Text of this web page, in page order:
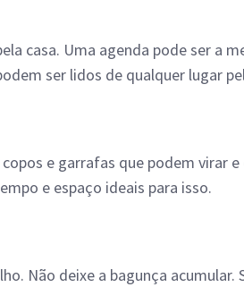
casa. Uma agenda pode ser a
ser lidos de qualquer lugar
e garrafas que podem virar
e espaço ideais para isso.
Não deixe a bagunça